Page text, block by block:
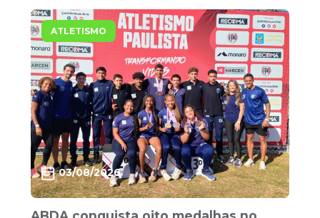
ATLETISMO
03/08/2026